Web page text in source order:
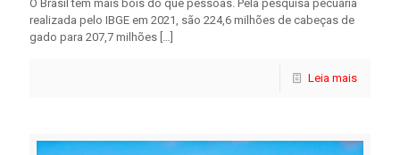
O Brasil tem mais bois do que pessoas. Pela pesquisa pecuária
realizada pelo IBGE em 2021, são 224,6 milhões de cabeças de
gado para 207,7 milhões […]
Leia mais